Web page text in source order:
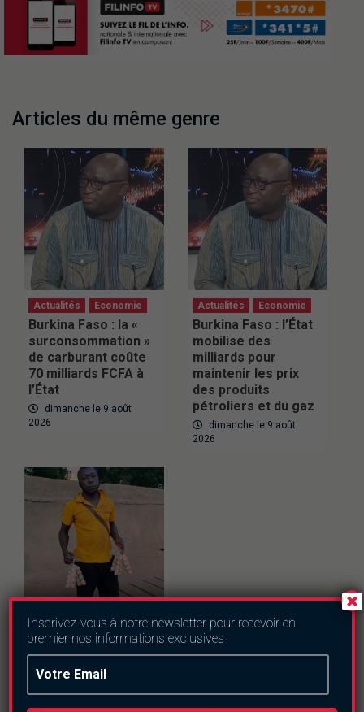
Articles du même genre
Actualités Economie
Burkina Faso : la «
surconsommation »
de carburant coûte
70 milliards FCFA à
l’État
dimanche le 9 août
2026
Actualités Economie
Burkina Faso : l’État
mobilise des
milliards pour
maintenir les prix
des produits
pétroliers et du gaz
dimanche le 9 août
2026
Actualités Culture
Vente d’oeufs de
pintades : un marché
rentable en saison
des pluies
Inscrivez-vous à notre newsletter pour recevoir en
premier nos informations exclusives